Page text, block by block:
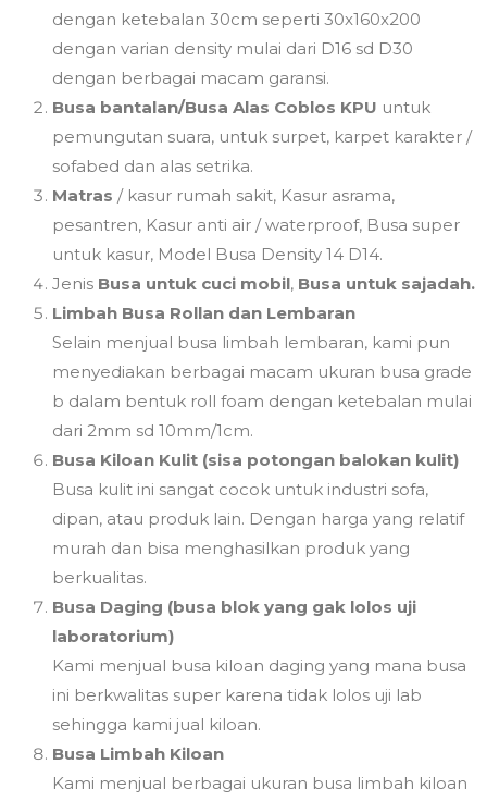
dengan ketebalan 30cm seperti 30x160x200
dengan varian density mulai dari D16 sd D30
dengan berbagai macam garansi.
Busa bantalan/Busa Alas Coblos KPU untuk
pemungutan suara, untuk surpet, karpet karakter /
sofabed dan alas setrika.
Matras / kasur rumah sakit, Kasur asrama,
pesantren, Kasur anti air / waterproof, Busa super
untuk kasur, Model Busa Density 14 D14.
Jenis Busa untuk cuci mobil, Busa untuk sajadah.
Limbah Busa Rollan dan Lembaran
Selain menjual busa limbah lembaran, kami pun
menyediakan berbagai macam ukuran busa grade
b dalam bentuk roll foam dengan ketebalan mulai
dari 2mm sd 10mm/1cm.
Busa Kiloan Kulit (sisa potongan balokan kulit)
Busa kulit ini sangat cocok untuk industri sofa,
dipan, atau produk lain. Dengan harga yang relatif
murah dan bisa menghasilkan produk yang
berkualitas.
Busa Daging (busa blok yang gak lolos uji
laboratorium)
Kami menjual busa kiloan daging yang mana busa
ini berkwalitas super karena tidak lolos uji lab
sehingga kami jual kiloan.
Busa Limbah Kiloan
Kami menjual berbagai ukuran busa limbah kiloan